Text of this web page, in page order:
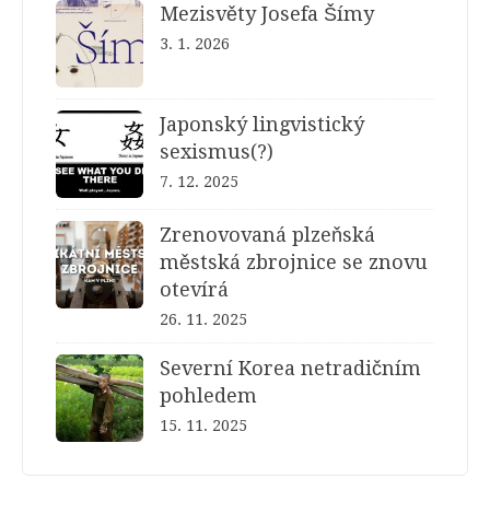
Mezisvěty Josefa Šímy
3. 1. 2026
Japonský lingvistický
sexismus(?)
7. 12. 2025
Zrenovovaná plzeňská
městská zbrojnice se znovu
otevírá
26. 11. 2025
Severní Korea netradičním
pohledem
15. 11. 2025